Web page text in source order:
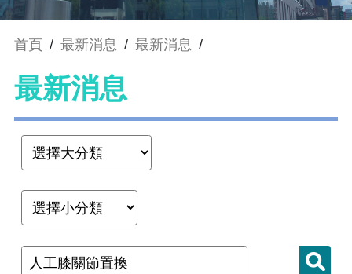
首頁 / 最新消息 / 最新消息 /
最新消息